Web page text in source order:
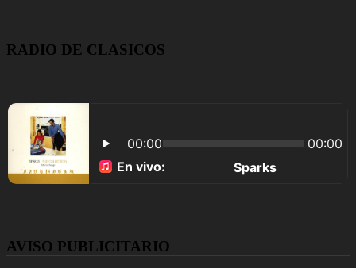
RADIO DE CLASICOS
AVISO PUBLICITARIO